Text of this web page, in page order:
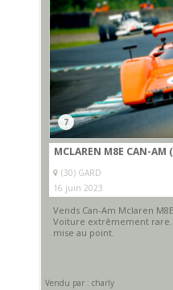
7
MCLAREN M8E CAN-AM
(30) GARD
16 juin 2023
Vends Can-Am Mclaren
Voiture extrêmement
mise au point.
Vendu par : charly